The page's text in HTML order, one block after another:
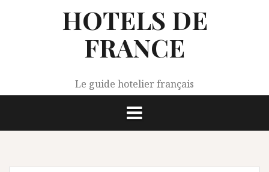
HOTELS DE
FRANCE
Le guide hotelier français